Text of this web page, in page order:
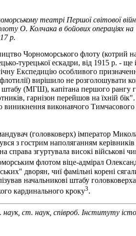
театрі Першої світової
О. Колчака в бойових операціях
р.
Чорноморського флоту (котрий
турецької ескадри, від 1915 р. -
Експедицію особливого
флотилії) вирішило не розголошувати
штабу (МГШ), капітана першого рангу
гарнізон перейшов на їхній
виникнення виконавчого
(головковерх) імператор
з гострим наполяганням
справа згуртувала високі військові
флотом віце-адмірал
дворян, чиї фамільні корені
начальникові штабу
кардинального кроку3.
наук, ст. наук, співроб. Інституту